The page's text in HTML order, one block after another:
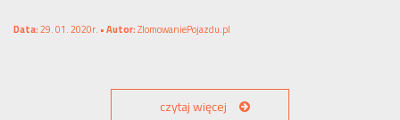
Data:29. 01. 2020r. •Autor:ZlomowaniePojazdu.pl
czytaj więcej